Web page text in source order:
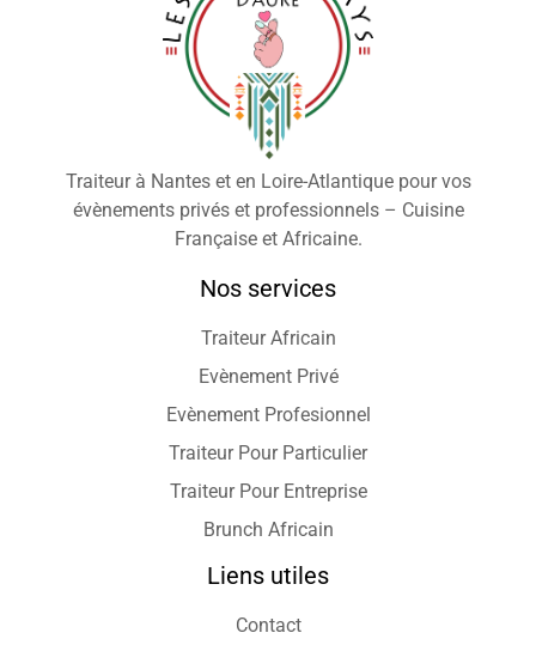
Traiteur à Nantes et en Loire-Atlantique pour vos
évènements privés et professionnels – Cuisine
Française et Africaine.
Nos services
Traiteur Africain
Evènement Privé
Evènement Profesionnel
Traiteur Pour Particulier
Traiteur Pour Entreprise
Brunch Africain
Liens utiles
Contact